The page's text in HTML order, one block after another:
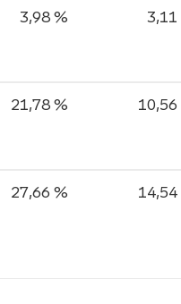
3,98 % 3,11
21,78 % 10,56
27,66 % 14,54